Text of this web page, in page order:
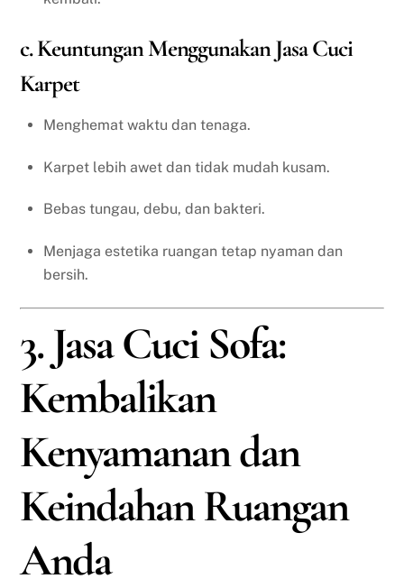
c. Keuntungan Menggunakan Jasa Cuci
Karpet
Menghemat waktu dan tenaga.
Karpet lebih awet dan tidak mudah kusam.
Bebas tungau, debu, dan bakteri.
Menjaga estetika ruangan tetap nyaman dan
bersih.
3. Jasa Cuci Sofa:
Kembalikan
Kenyamanan dan
Keindahan Ruangan
Anda